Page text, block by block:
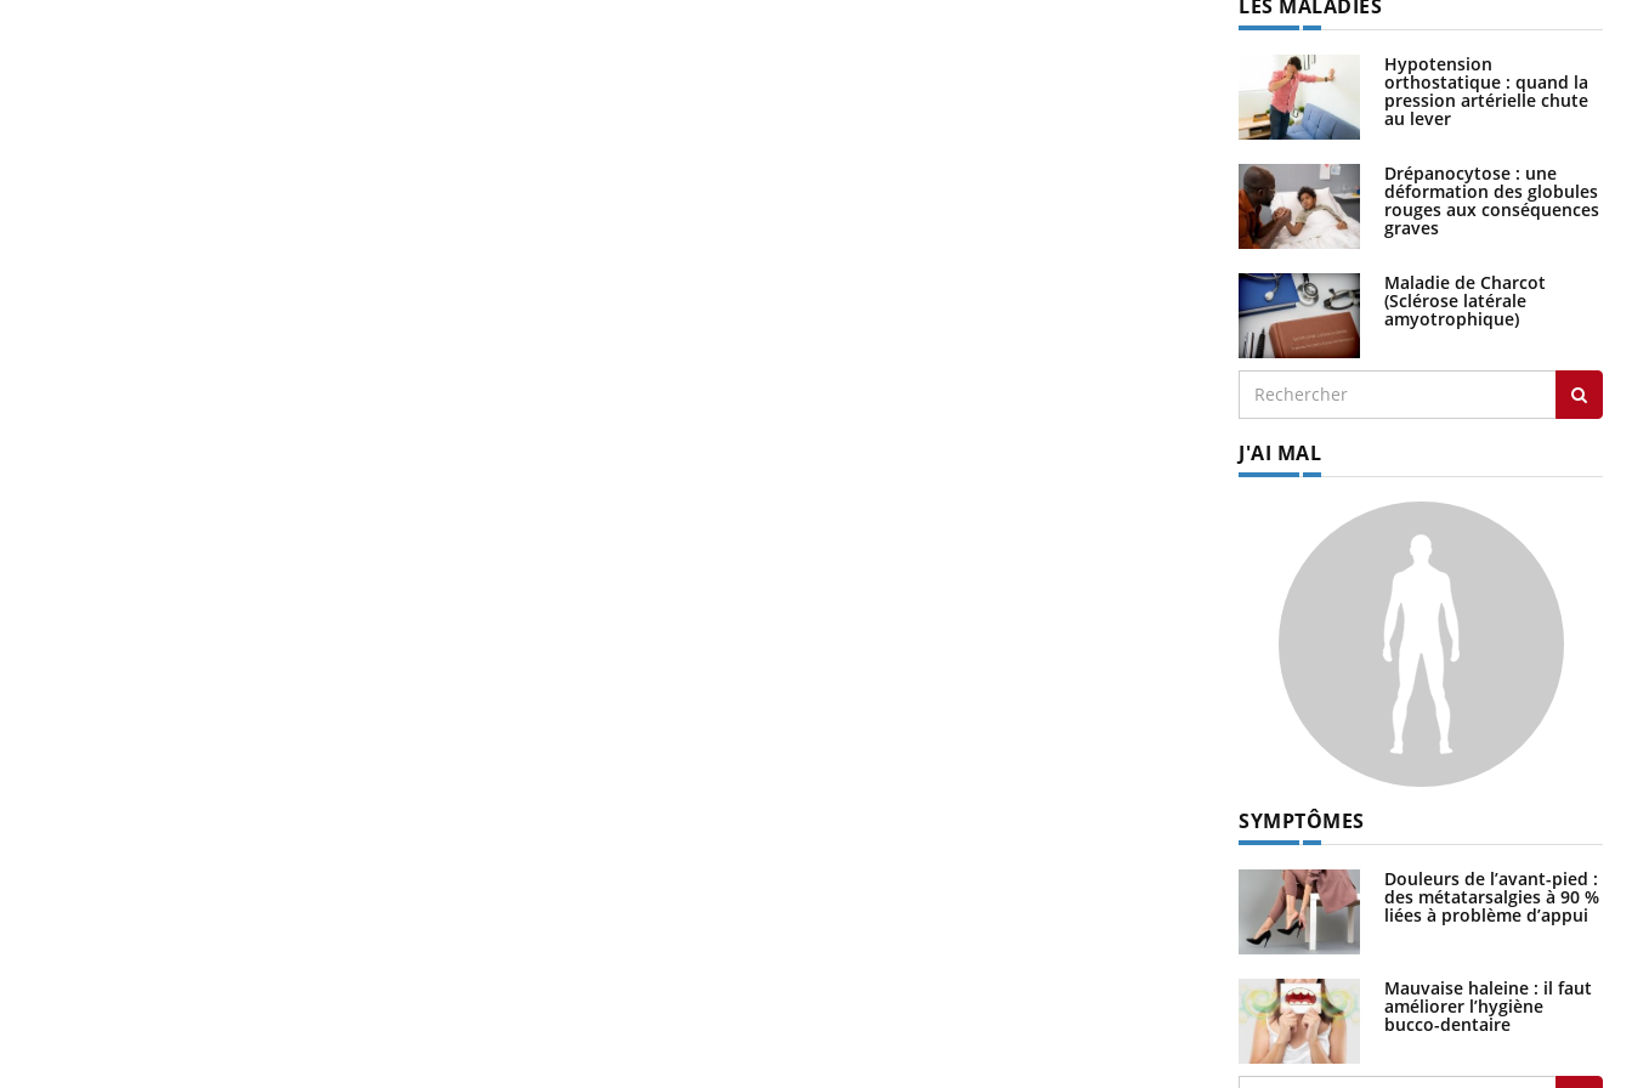
LES MALADIES
Hypotension
orthostatique : quand la
pression artérielle chute
au lever
Drépanocytose : une
déformation des globules
rouges aux conséquences
graves
Maladie de Charcot
(Sclérose latérale
amyotrophique)
J'AI MAL
SYMPTÔMES
Douleurs de l’avant-pied :
des métatarsalgies à 90 %
liées à problème d’appui
Mauvaise haleine : il faut
améliorer l’hygiène
bucco-dentaire